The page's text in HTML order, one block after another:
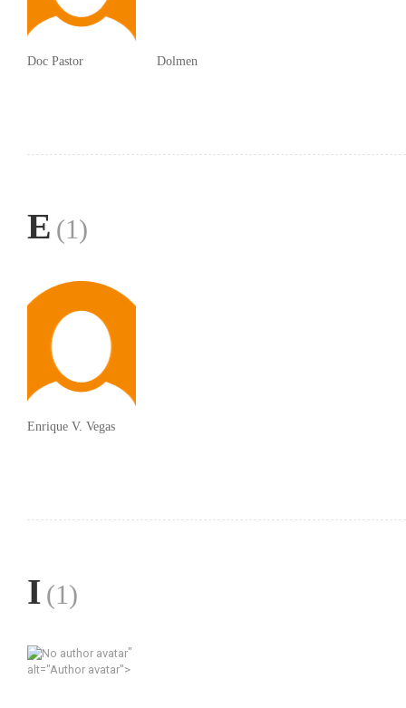
Doc Pastor Dolmen
E (1)
Enrique V. Vegas
I (1)
"
alt="Author avatar">